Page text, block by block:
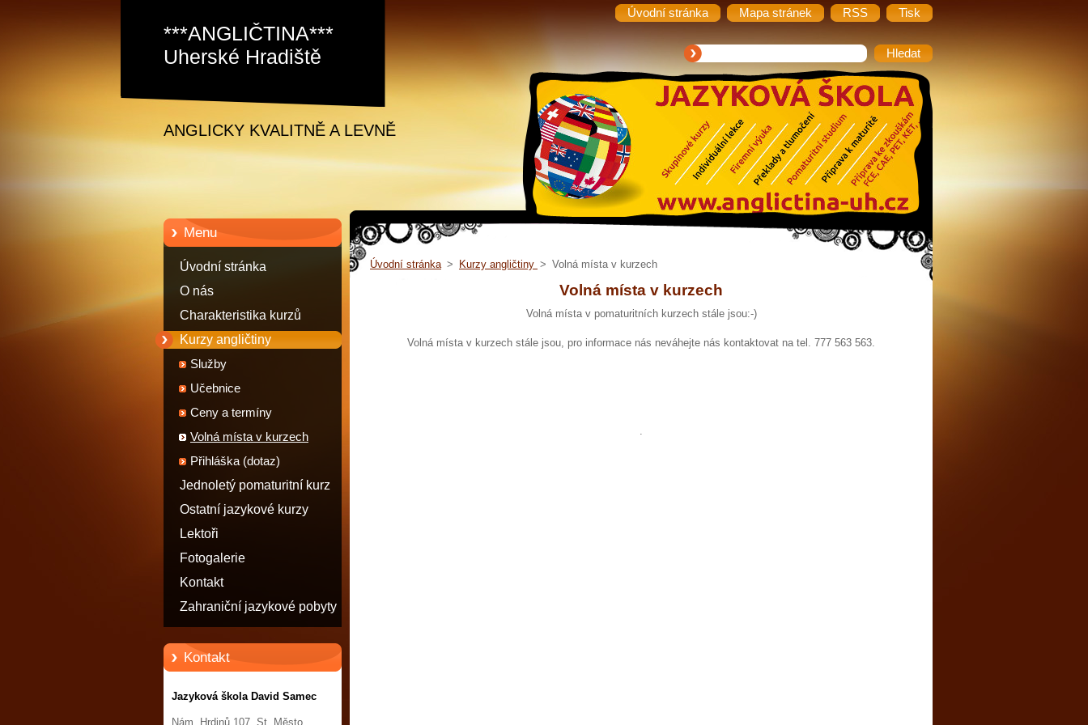
Úvodní stránka Mapa stránek RSS Tisk
***ANGLIČTINA***
Uherské Hradiště
Samec
ANGLICKY KVALITNĚ A LEVNĚ
Menu
Úvodní stránka
O nás
Charakteristika kurzů
anglického jazyka
Kurzy angličtiny
Služby
Učebnice
Ceny a termíny
Volná místa v kurzech
Přihláška (dotaz)
Jednoletý pomaturitní kurz
angličtiny - STATUT
STUDENTA
Ostatní jazykové kurzy
Lektoři
Fotogalerie
Kontakt
Zahraniční jazykové pobyty
Kontakt
Jazyková škola David Samec
Nám. Hrdinů 107, St. Město
Úvodní stránka > Kurzy angličtiny > Volná místa v kurzech
Volná místa v kurzech
Volná místa v pomaturitních kurzech stále jsou:-)
Volná místa v kurzech stále jsou, pro informace nás neváhejte nás kontaktovat na tel. 777 563 563.